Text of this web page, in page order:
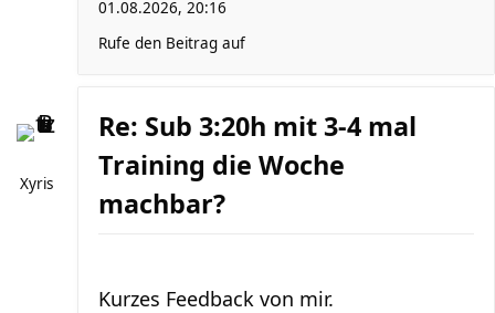
01.08.2026, 20:16
Rufe den Beitrag auf
Xyris
Re: Sub 3:20h mit 3-4 mal
Training die Woche
machbar?
Kurzes Feedback von mir.